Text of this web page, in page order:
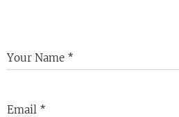
Your Name
Email